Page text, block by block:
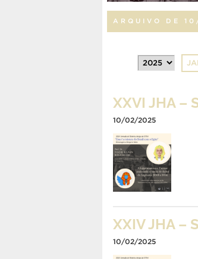
ARQUIVO DE
XXVI JHA –
10/02/2025
XXIV JHA –
10/02/2025